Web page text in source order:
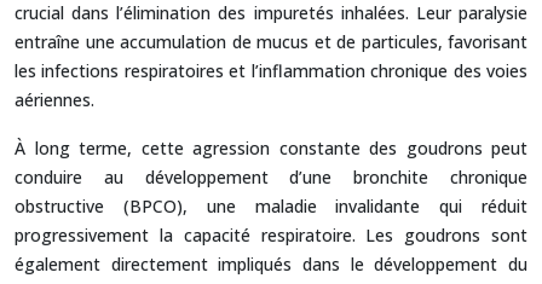
crucial dans l’élimination des impuretés inhalées. Leur paralysie
entraîne une accumulation de mucus et de particules, favorisant
les infections respiratoires et l’inflammation chronique des voies
aériennes.
À long terme, cette agression constante des goudrons peut
conduire au développement d’une bronchite chronique
obstructive (BPCO), une maladie invalidante qui réduit
progressivement la capacité respiratoire. Les goudrons sont
également directement impliqués dans le développement du